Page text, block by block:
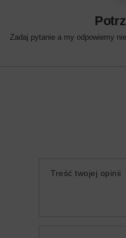
Zadaj pytanie a my odpowiemy
Treść twojej opinii